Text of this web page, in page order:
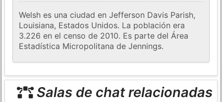
Welsh es una ciudad en Jefferson Davis Parish,
Louisiana, Estados Unidos. La población era
3.226 en el censo de 2010. Es parte del Área
Estadística Micropolitana de Jennings.
Salas de chat relacionadas